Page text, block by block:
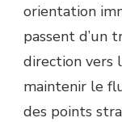
orientation
passent d’un
direction vers
maintenir le
des points